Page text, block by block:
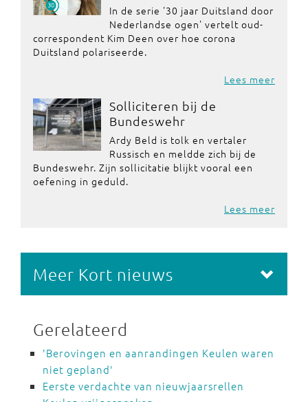
In de serie '30 jaar Duitsland door
Nederlandse ogen' vertelt oud-
correspondent Kim Deen over hoe corona
Duitsland polariseerde.
Lees meer
Solliciteren bij de
Bundeswehr
Ardy Beld is tolk en vertaler
Russisch en meldde zich bij de
Bundeswehr. Zijn sollicitatie blijkt vooral een
oefening in geduld.
Lees meer
Meer Kort nieuws
Gerelateerd
'Berovingen en aanrandingen Keulen waren
niet gepland'
Eerste verdachte van nieuwjaarsrellen